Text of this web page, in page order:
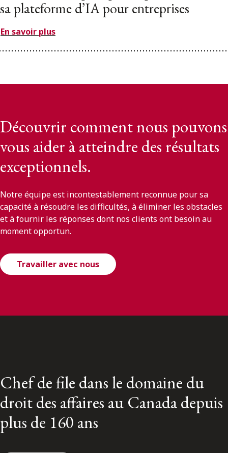
sa plateforme d’IA pour entreprises
En savoir plus
Découvrir comment nous pouvons
vous aider à atteindre des résultats
exceptionnels.
Notre équipe est incontestablement reconnue pour sa
capacité à résoudre les difficultés, à éliminer les obstacles
et à fournir les réponses dont nos clients ont besoin au
moment opportun.
Travailler avec nous
Chef de file dans le domaine du
droit des affaires au Canada depuis
plus de 160 ans